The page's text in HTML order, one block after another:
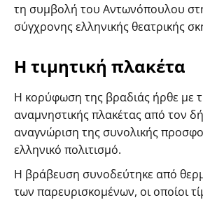
τη συμβολή του Αντωνόπουλου
σύγχρονης ελληνικής θεατρικής
Η τιμητική πλακέτα
Η κορύφωση της βραδιάς ήρθε με
αναμνηστικής πλακέτας από τον
αναγνώριση της συνολικής
ελληνικό πολιτισμό.
Η βράβευση συνοδεύτηκε από
των παρευρισκομένων, οι οποίοι